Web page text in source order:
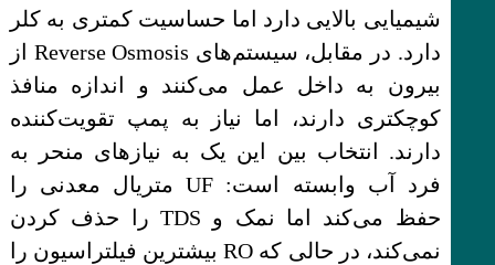
شیمیایی بالایی دارد اما حساسیت کمتری به کلر
دارد. در مقابل، سیستم‌های Reverse Osmosis از
بیرون به داخل عمل می‌کنند و اندازه منافذ
کوچکتری دارند، اما نیاز به پمپ تقویت‌کننده
دارند. انتخاب بین این یک به نیازهای منحر به
فرد آب وابسته است: UF متریال معدنی را
حفظ می‌کند اما نمک و TDS را حذف کردن
نمی‌کند، در حالی که RO بیشترین فیلتراسیون را